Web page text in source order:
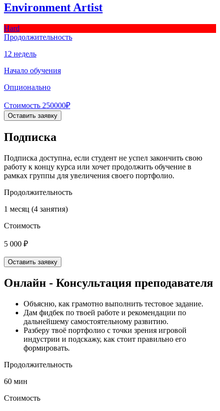
Environment Artist
Hard
Продолжительность
12 недель
Начало обучения
Опционально
Стоимость 250000₽
Оставить заявку
Подписка
Подписка доступна, если студент не успел закончить свою
работу к концу курса или хочет продолжить обучение в
рамках группы для увеличения своего портфолио.
Продолжительность
1 месяц (4 занятия)
Стоимость
5 000 ₽
Оставить заявку
Онлайн - Консультация преподавателя
Объясню, как грамотно выполнить тестовое задание.
Дам фидбек по твоей работе и рекомендации по
дальнейшему самостоятельному развитию.
Разберу твоё портфолио с точки зрения игровой
индустрии и подскажу, как стоит правильно его
формировать.
Продолжительность
60 мин
Стоимость